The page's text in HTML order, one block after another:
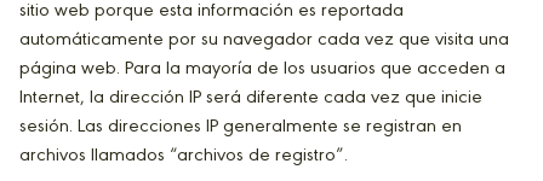
sitio web porque esta información es reportada
automáticamente por su navegador cada vez que visita una
página web. Para la mayoría de los usuarios que acceden a
Internet, la dirección IP será diferente cada vez que inicie
sesión. Las direcciones IP generalmente se registran en
archivos llamados “archivos de registro”.